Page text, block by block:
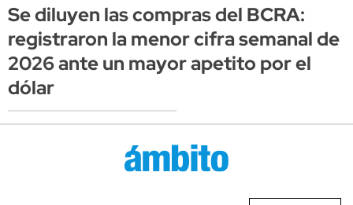
Se diluyen las compras del BCRA:
registraron la menor cifra semanal de
2026 ante un mayor apetito por el
dólar